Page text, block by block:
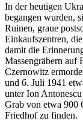
In der heutigen
begangen wurden,
Ruinen, graue
Einkaufs­zentren,
damit die
Massen­gräbern auf
Czernowitz
und 6. Juli 1941
unter Ion
Grab von etwa 900
Friedhof zu finden.